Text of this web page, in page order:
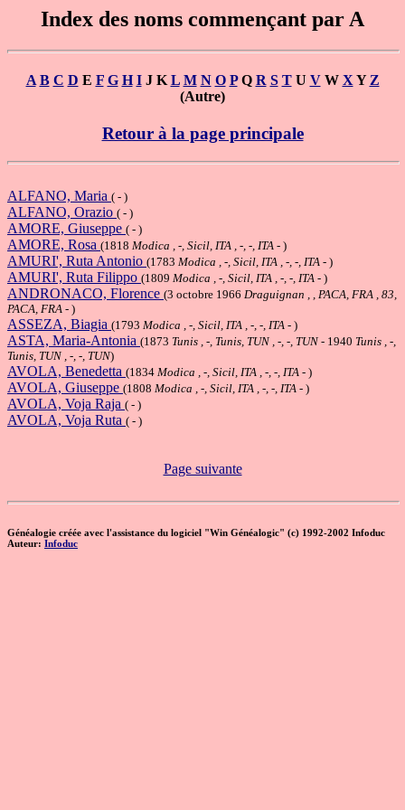
Index des noms commençant par A
A B C D E F G H IJ K L M N O PQ R S TU VW X Y Z
(Autre)
Retour à la page principale
ALFANO, Maria ( - )
ALFANO, Orazio ( - )
AMORE, Giuseppe ( - )
AMORE, Rosa (1818 Modica , -, Sicil, ITA , -, -, ITA - )
AMURI', Ruta Antonio (1783 Modica , -, Sicil, ITA , -, -, ITA - )
AMURI', Ruta Filippo (1809 Modica , -, Sicil, ITA , -, -, ITA - )
ANDRONACO, Florence (3 octobre 1966 Draguignan , , PACA, FRA , 83,
PACA, FRA - )
ASSEZA, Biagia (1793 Modica , -, Sicil, ITA , -, -, ITA - )
ASTA, Maria-Antonia (1873 Tunis , -, Tunis, TUN , -, -, TUN - 1940 Tunis , -,
Tunis, TUN , -, -, TUN)
AVOLA, Benedetta (1834 Modica , -, Sicil, ITA , -, -, ITA - )
AVOLA, Giuseppe (1808 Modica , -, Sicil, ITA , -, -, ITA - )
AVOLA, Voja Raja ( - )
AVOLA, Voja Ruta ( - )
Page suivante
Généalogie créée avec l'assistance du logiciel "Win Généalogic" (c) 1992-2002 Infoduc
Auteur: Infoduc